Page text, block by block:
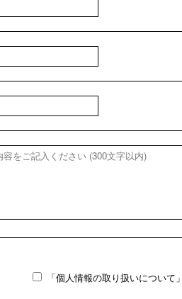
「個人情報の取り扱いについて」